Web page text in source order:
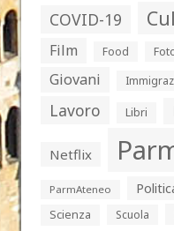
COVID-19
Film Food
Giovani
Lavoro Libri
Netflix
ParmAteneo
Scienza
Scuola